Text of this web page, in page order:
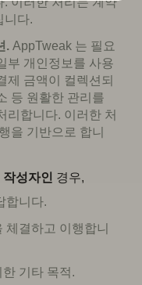
니다.
. AppTweak 는 필요
부 개인정보를 사용
제 금액이 컬렉션되
등 원활한 관리를
리합니다. 이러한 처
을 기반으로 합니
성자인 경우,
합니다.
결하고 이행합니
기타 목적.